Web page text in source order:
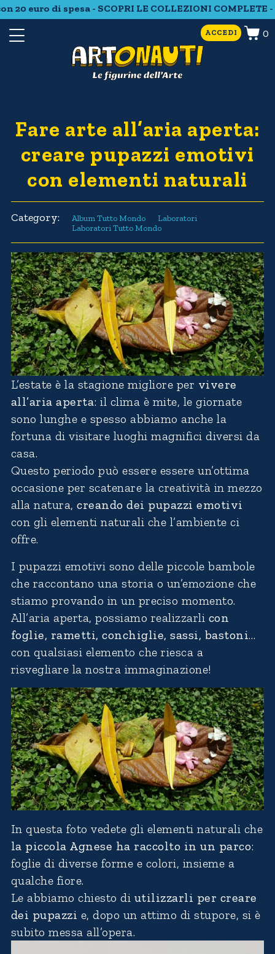
euro di spesa - SCOPRI LE COLLEZIONI COMPLETE
ACCEDI 0
Fare arte all’aria aperta:
creare pupazzi emotivi
con elementi naturali
Category: Album Tutto Mondo
Laboratori
Laboratori Tutto Mondo
L’estate è la stagione migliore per vivere
all’aria aperta: il clima è mite, le giornate
sono lunghe e spesso abbiamo anche la
fortuna di visitare luoghi magnifici diversi da
casa.
Questo periodo può essere essere un’ottima
occasione per scatenare la creatività in mezzo
alla natura,creando dei pupazzi emotivi
con gli elementi naturali che l’ambiente ci
offre.
I pupazzi emotivi sono delle piccole bambole
che raccontano una storia o un’emozione che
stiamo provando in un preciso momento.
All’aria aperta, possiamo realizzarli con
foglie, rametti, conchiglie, sassi, bastoni…
con qualsiasi elemento che riesca a
risvegliare la nostra immaginazione!
In questa foto vedete gli elementi naturali che
la piccola Agnese ha raccolto in un parco:
foglie di diverse forme e colori, insieme a
qualche fiore.
Le abbiamo chiesto di utilizzarli per creare
dei pupazzi e, dopo un attimo di stupore, si è
subito messa all’opera.